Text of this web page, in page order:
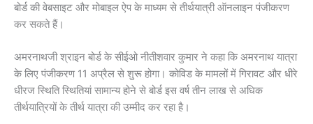
बोर्ड की वेबसाइट और मोबाइल ऐप के माध्यम से तीर्थयात्री ऑनलाइन पंजीकरण
कर सकते हैं।
अमरनाथजी श्राइन बोर्ड के सीईओ नीतीशवार कुमार ने कहा कि अमरनाथ यात्रा
के लिए पंजीकरण 11 अप्रैल से शुरू होगा। कोविड के मामलों में गिरावट और धीरे
धीरज स्थिति स्थितियां सामान्य होने से बोर्ड इस वर्ष तीन लाख से अधिक
तीर्थयात्रियों के तीर्थ यात्रा की उम्मीद कर रहा है।